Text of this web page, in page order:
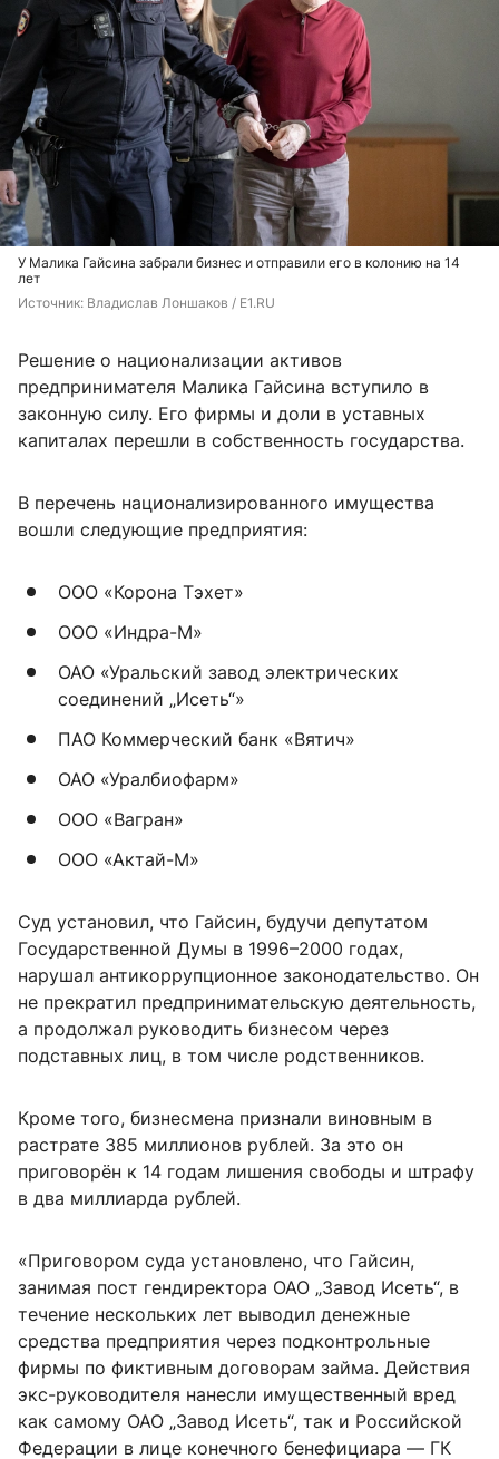
У Малика Гайсина забрали бизнес и отправили его в колонию на 14
лет
Источник: Владислав Лоншаков / E1.RU
Решение о национализации активов
предпринимателя Малика Гайсина вступило в
законную силу. Его фирмы и доли в уставных
капиталах перешли в собственность государства.
В перечень национализированного имущества
вошли следующие предприятия:
ООО «Корона Тэхет»
ООО «Индра-М»
ОАО «Уральский завод электрических
соединений „Исеть“»
ПАО Коммерческий банк «Вятич»
ОАО «Уралбиофарм»
ООО «Вагран»
ООО «Актай-М»
Суд установил, что Гайсин, будучи депутатом
Государственной Думы в 1996–2000 годах,
нарушал антикоррупционное законодательство. Он
не прекратил предпринимательскую деятельность,
а продолжал руководить бизнесом через
подставных лиц, в том числе родственников.
Кроме того, бизнесмена признали виновным в
растрате 385 миллионов рублей. За это он
приговорён к 14 годам лишения свободы и штрафу
в два миллиарда рублей.
«Приговором суда установлено, что Гайсин,
занимая пост гендиректора ОАО „Завод Исеть“, в
течение нескольких лет выводил денежные
средства предприятия через подконтрольные
фирмы по фиктивным договорам займа. Действия
экс-руководителя нанесли имущественный вред
как самому ОАО „Завод Исеть“, так и Российской
Федерации в лице конечного бенефициара — ГК